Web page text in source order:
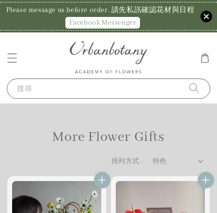
Please message us before order. 請先私訊確認花材與日程
Facebook Messenger
搜尋
More Flower Gifts
排列方式 :